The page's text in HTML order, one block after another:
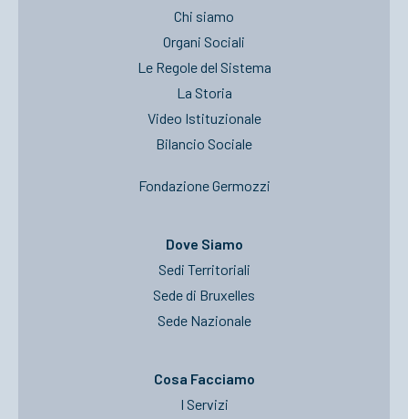
Chi siamo
Organi Sociali
Le Regole del Sistema
La Storia
Video Istituzionale
Bilancio Sociale
Fondazione Germozzi
Dove Siamo
Sedi Territoriali
Sede di Bruxelles
Sede Nazionale
Cosa Facciamo
I Servizi